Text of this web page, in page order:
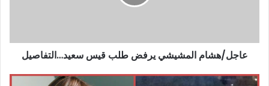
عاجل/هشام المشيشي يرفض طلب قيس سعيد…التفاصيل
بالفيديو